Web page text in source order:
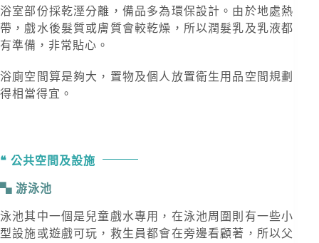
浴室部份採乾溼分離，備品多為環保設計。由於地處熱
帶，戲水後髮質或膚質會較乾燥，所以潤髮乳及乳液都
有準備，非常貼心。
浴廁空間算是夠大，置物及個人放置衛生用品空間規劃
得相當得宜。
公共空間及設施
游泳池
泳池其中一個是兒童戲水專用，在泳池周圍則有一些小
型設施或遊戲可玩，救生員都會在旁邊看顧著，所以父